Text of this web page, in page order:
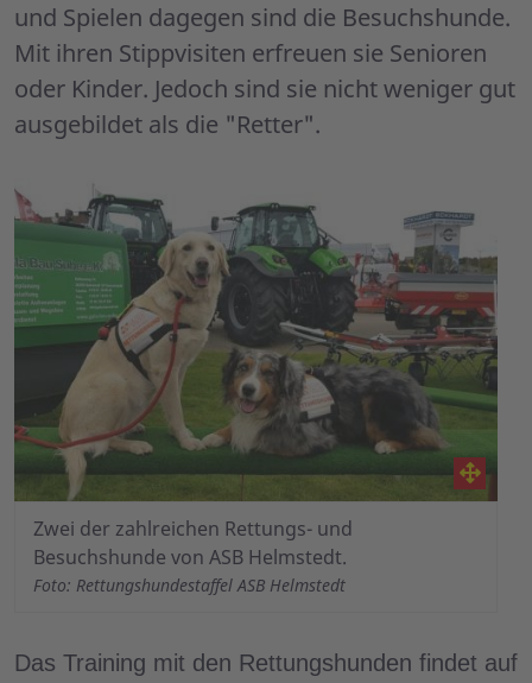
und Spielen dagegen sind die Besuchshunde.
Mit ihren Stippvisiten erfreuen sie Senioren
oder Kinder. Jedoch sind sie nicht weniger gut
ausgebildet als die "Retter".
Zwei der zahlreichen Rettungs- und
Besuchshunde von ASB Helmstedt.
Foto: Rettungshundestaffel ASB Helmstedt
Das Training mit den Rettungshunden findet auf